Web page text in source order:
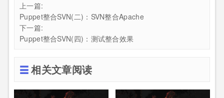
上一篇:
Puppet整合SVN(二)：SVN整合Apache
下一篇:
Puppet整合SVN(四)：测试整合效果
相关文章阅读